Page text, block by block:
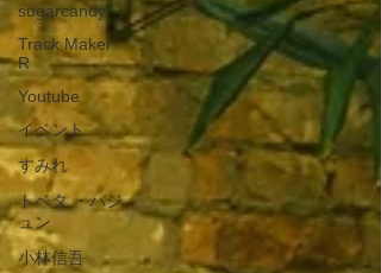
sugarcandy
Track Maker
R
Youtube
イベント
すみれ
トベタ ・バジ
ュン
小林信吾